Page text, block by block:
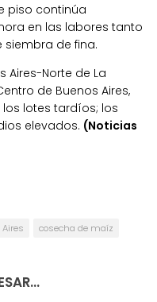
piso continúa
en las labores tanto
de fina.
Aires-Norte de La
de Buenos Aires,
lotes tardíos; los
elevados. (Noticias
cosecha de maíz